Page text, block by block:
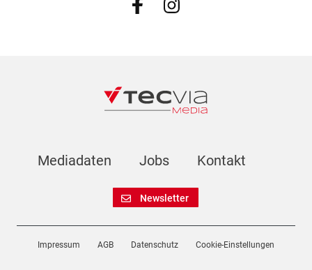
Mediadaten Jobs Kontakt
Newsletter
Impressum AGB Datenschutz Cookie-Einstellungen